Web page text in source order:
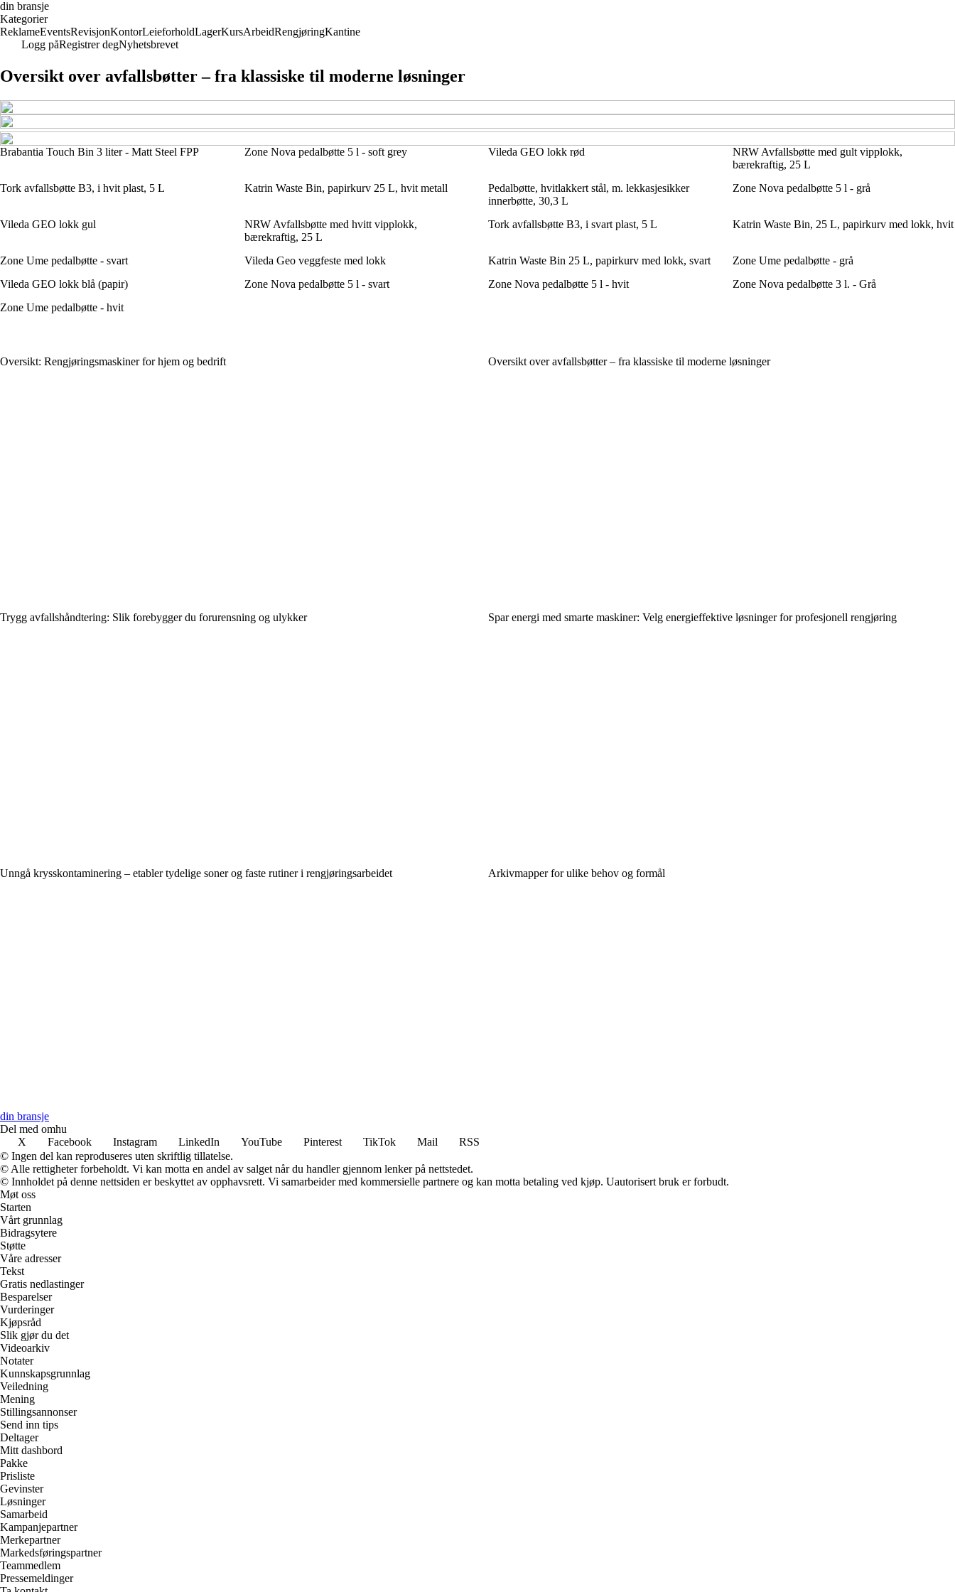
din bransje
Kategorier
ReklameEventsRevisjonKontorLeieforholdLagerKursArbeidRengjøringKantine
Logg påRegistrer degNyhetsbrevet
Oversikt over avfallsbøtter – fra klassiske til moderne løsninger
Brabantia Touch Bin 3 liter - Matt Steel FPP Zone Nova pedalbøtte 5 l - soft grey Vileda GEO lokk rød
NRW Avfallsbøtte med gult vipplokk,
bærekraftig, 25 L
Tork avfallsbøtte B3, i hvit plast, 5 L
Katrin Waste Bin, papirkurv 25 L, hvit metall
Pedalbøtte, hvitlakkert stål, m. lekkasjesikker
innerbøtte, 30,3 L
Zone Nova pedalbøtte 5 l - grå
Vileda GEO lokk gul
NRW Avfallsbøtte med hvitt vipplokk,
bærekraftig, 25 L
Tork avfallsbøtte B3, i svart plast, 5 L Katrin Waste Bin, 25 L, papirkurv med lokk, hvit
Zone Ume pedalbøtte - svart Vileda Geo veggfeste med lokk Katrin Waste Bin 25 L, papirkurv med lokk, svart
Zone Ume pedalbøtte - grå
Vileda GEO lokk blå (papir)
Zone Nova pedalbøtte 5 l - svart Zone Nova pedalbøtte 5 l - hvit
Zone Nova pedalbøtte 3 l. - Grå
Zone Ume pedalbøtte - hvit
Oversikt: Rengjøringsmaskiner for hjem og bedrift Oversikt over avfallsbøtter – fra klassiske til moderne løsninger
Trygg avfallshåndtering: Slik forebygger du forurensning og ulykker Spar energi med smarte maskiner: Velg energieffektive løsninger for profesjonell rengjøring
Unngå krysskontaminering – etabler tydelige soner og faste rutiner i rengjøringsarbeidet Arkivmapper for ulike behov og formål
din bransje
Del med omhu
X
Facebook Instagram LinkedIn YouTube Pinterest TikTok Mail
RSS
© Ingen del kan reproduseres uten skriftlig tillatelse.
© Alle rettigheter forbeholdt. Vi kan motta en andel av salget når du handler gjennom lenker på nettstedet.
© Innholdet på denne nettsiden er beskyttet av opphavsrett. Vi samarbeider med kommersielle partnere og kan motta betaling ved kjøp. Uautorisert bruk er forbudt.
Møt oss
Starten
Vårt grunnlag
Bidragsytere
Støtte
Våre adresser
Tekst
Gratis nedlastinger
Besparelser
Vurderinger
Kjøpsråd
Slik gjør du det
Videoarkiv
Notater
Kunnskapsgrunnlag
Veiledning
Mening
Stillingsannonser
Send inn tips
Deltager
Mitt dashbord
Pakke
Prisliste
Gevinster
Løsninger
Samarbeid
Kampanjepartner
Merkepartner
Markedsføringspartner
Teammedlem
Pressemeldinger